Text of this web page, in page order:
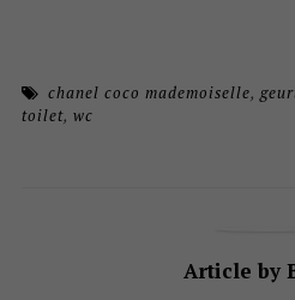
chanel coco mademoiselle,
toilet, wc
Article by